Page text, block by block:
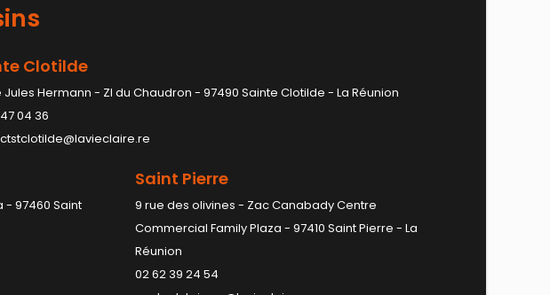
Clotilde
Jules Hermann - ZI du Chaudron - 97490 Sainte Clotilde - La Réunion
04 36
- 97460 Saint
Saint Pierre
9 rue des olivines - Zac Canabady Centre
Commercial Family Plaza - 97410 Saint Pierre - La
Réunion
02 62 39 24 54